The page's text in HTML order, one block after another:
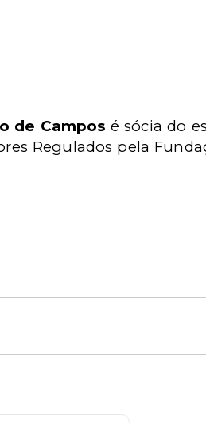
de Campos é sócia do
Regulados pela